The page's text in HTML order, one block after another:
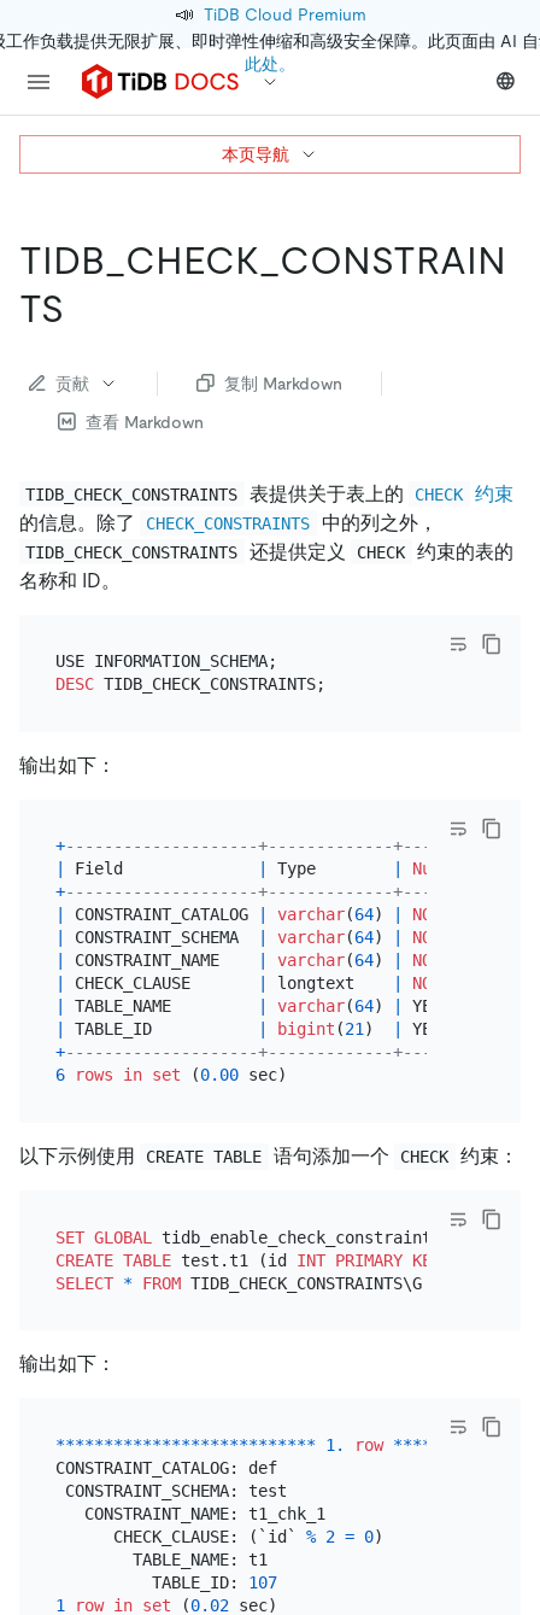
📣 TiDB Cloud Premium
作负载提供无限扩展、即时弹性伸缩和高级安全保障。此页面由 AI
此处。
TIDB CHECK CONSTRAIN
TS
贡献
复制 Markdown
查看 Markdown
TIDB_CHECK_CONSTRAINTS 表提供关于表上的 CHECK
约束
的信息。除了
CHECK_CONSTRAINTS 中的列之外，
TIDB_CHECK_CONSTRAINTS 还提供定义 CHECK
约束的表的
名称和 ID。
DESC
输出如下：
+--------------------+-------------+------+------
Field Type Null
+--------------------+-------------+------+------
CONSTRAINT_CATALOG varchar(64) NO
CONSTRAINT_SCHEMA varchar(64) NO
CONSTRAINT_NAME varchar(64) NO
CHECK_CLAUSE longtext NO
TABLE_NAME varchar(64) YES
TABLE_ID bigint (21) YES
+--------------------+-------------+------+------
6
rows in set (0.00
以下示例使用 CREATE TABLE 语句添加一个 CHECK 约束：
SET GLOBAL tidb_enable_check_constraint
;
CREATE TABLE test.t1 (id INT PRIMARY KEY
SELECT * FROM TIDB_CHECK_CONSTRAINTS\G
输出如下：
*************************** 1. row ****
CONSTRAINT_CATALOG: def
CONSTRAINT_SCHEMA: test
   CONSTRAINT_NAME: t1_chk_1
      CHECK_CLAUSE: (`id`
% 2 = 0)
        TABLE_NAME: t1
          TABLE_ID:
107
1
row in set (0.02
本页导航